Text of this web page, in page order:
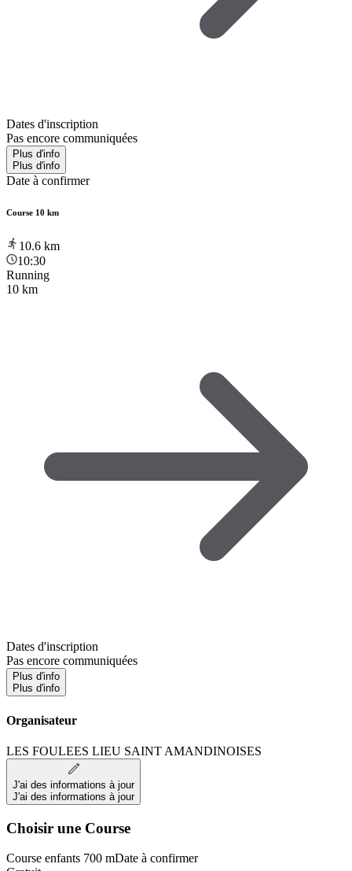
Dates d'inscription
Pas encore communiquées
Plus d'info
Plus d'info
Date à confirmer
Course 10 km
10.6 km
10:30
Running
10 km
Dates d'inscription
Pas encore communiquées
Plus d'info
Plus d'info
Organisateur
LES FOULEES LIEU SAINT AMANDINOISES
J'ai des informations à jour
J'ai des informations à jour
Choisir une Course
Course enfants 700 mDate à confirmer